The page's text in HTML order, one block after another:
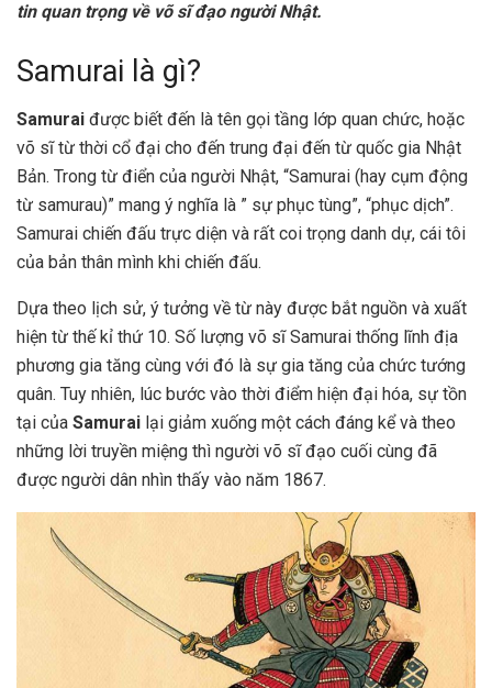
tin quan trọng về võ sĩ đạo người Nhật.
Samurai là gì?
Samurai được biết đến là tên gọi tầng lớp quan chức, hoặc
võ sĩ từ thời cổ đại cho đến trung đại đến từ quốc gia Nhật
Bản. Trong từ điển của người Nhật, “Samurai (hay cụm động
từ samurau)” mang ý nghĩa là ” sự phục tùng”, “phục dịch”.
Samurai chiến đấu trực diện và rất coi trọng danh dự, cái tôi
của bản thân mình khi chiến đấu.
Dựa theo lịch sử, ý tưởng về từ này được bắt nguồn và xuất
hiện từ thế kỉ thứ 10. Số lượng võ sĩ Samurai thống lĩnh địa
phương gia tăng cùng với đó là sự gia tăng của chức tướng
quân. Tuy nhiên, lúc bước vào thời điểm hiện đại hóa, sự tồn
tại của Samurai lại giảm xuống một cách đáng kể và theo
những lời truyền miệng thì người võ sĩ đạo cuối cùng đã
được người dân nhìn thấy vào năm 1867.